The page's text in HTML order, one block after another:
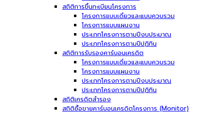
สถิติการขึ้นทะเบียนโครงการ
โครงการแบบเดี่ยวและแบบควบรวม
โครงการแบบแผนงาน
ประเภทโครงการตามปีงบประมาณ
ประเภทโครงการตามปีปฏิทิน
สถิติการรับรองคาร์บอนเครดิต
โครงการแบบเดี่ยวและแบบควบรวม
โครงการแบบแผนงาน
ประเภทโครงการตามปีงบประมาณ
ประเภทโครงการตามปีปฏิทิน
สถิติเครดิตสำรอง
สถิติซื้อขายคาร์บอนเครดิตโครงการ (Monitor)